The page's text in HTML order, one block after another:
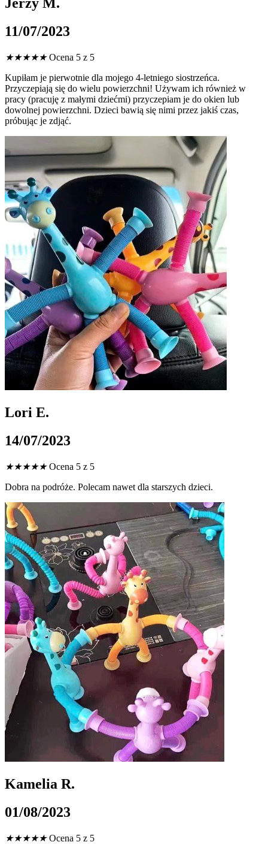
Jerzy M.
11/07/2023
★★★★★ Ocena 5 z 5
Kupiłam je pierwotnie dla mojego 4-letniego siostrzeńca.
Przyczepiają się do wielu powierzchni! Używam ich również w
pracy (pracuję z małymi dziećmi) przyczepiam je do okien lub
dowolnej powierzchni. Dzieci bawią się nimi przez jakiś czas,
próbując je zdjąć.
Lori E.
14/07/2023
★★★★★ Ocena 5 z 5
Dobra na podróże. Polecam nawet dla starszych dzieci.
Kamelia R.
01/08/2023
★★★★★ Ocena 5 z 5